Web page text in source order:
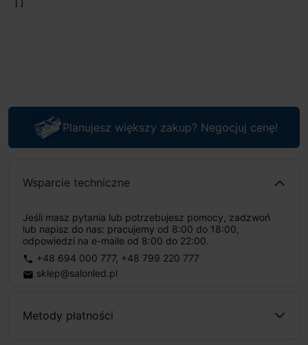
Planujesz większy zakup? Negocjuj cenę!
Wsparcie techniczne
Jeśli masz pytania lub potrzebujesz pomocy, zadzwoń
lub napisz do nas: pracujemy od 8:00 do 18:00,
odpowiedzi na e-maile od 8:00 do 22:00.
phone +48 694 000 777, +48 799 220 777
email sklep@salonled.pl
Metody płatności